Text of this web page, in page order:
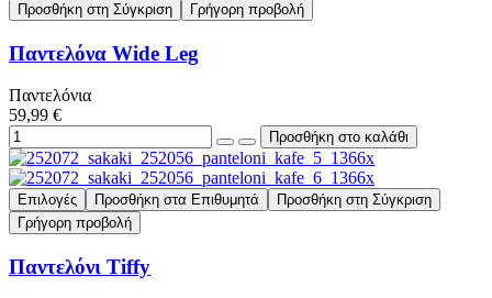
Προσθήκη στη Σύγκριση
Γρήγορη προβολή
Παντελόνα Wide Leg
Παντελόνια
59,99 €
Επιλογές Προσθήκη στα Επιθυμητά
Προσθήκη στη Σύγκριση
Γρήγορη προβολή
Παντελόνι Tiffy